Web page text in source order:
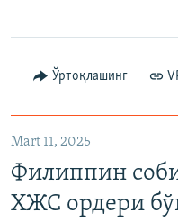
Ўртоқлашинг
Mart 11, 2025
Филиппин
ХЖС ордери